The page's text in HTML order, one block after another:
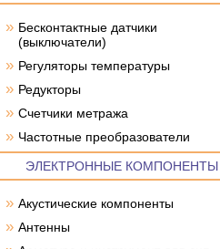
» Бесконтактные датчики
(выключатели)
» Регуляторы температуры
» Редукторы
» Счетчики метража
» Частотные преобразователи
ЭЛЕКТРОННЫЕ КОМПОНЕНТЫ
» Акустические компоненты
» Антенны